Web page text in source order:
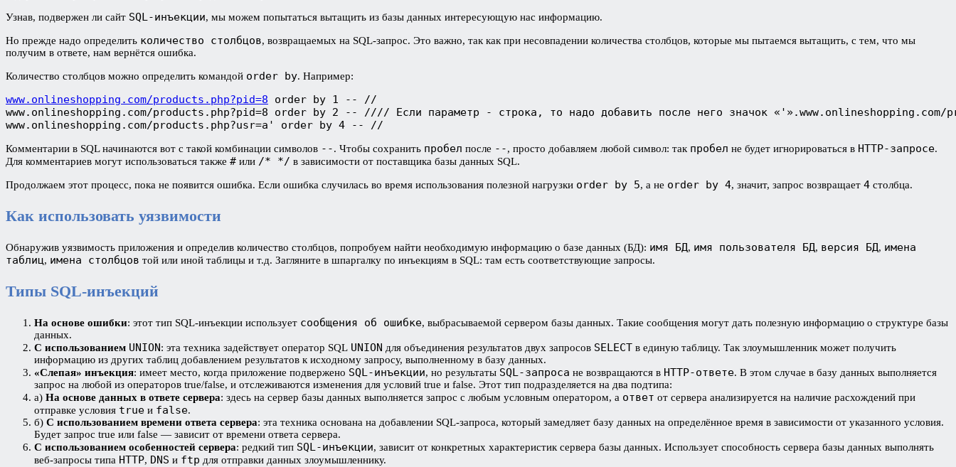
Узнав, подвержен ли сайт SQL-инъекции, мы можем попытаться вытащить из базы данных интересующую нас информацию.
Но прежде надо определить количество столбцов, возвращаемых на SQL-запрос. Это важно, так как при несовпадении количества столбцов, которые мы пытаемся вытащить, с тем, что мы
получим в ответе, нам вернётся ошибка.
Количество столбцов можно определить командой order by. Например:
www.onlineshopping.com/products.php?pid=8 order by 1 -- //
www.onlineshopping.com/products.php?pid=8 order by 2 -- //// Если параметр - строка, то надо добавить после него значок
www.onlineshopping.com/products.php?usr=a' order by 4 -- //
Комментарии в SQL начинаются вот с такой комбинации символов --. Чтобы сохранить пробел после --, просто добавляем любой символ: так пробел не будет игнорироваться в HTTP-запросе.
Для комментариев могут использоваться также # или /* */ в зависимости от поставщика базы данных SQL.
Продолжаем этот процесс, пока не появится ошибка. Если ошибка случилась во время использования полезной нагрузки order by 5, а не order by 4, значит, запрос возвращает 4 столбца.
Как использовать уязвимости
Обнаружив уязвимость приложения и определив количество столбцов, попробуем найти необходимую информацию о базе данных (БД): имя БД, имя пользователя БД, версия БД, имена
таблиц, имена столбцов той или иной таблицы и т.д. Загляните в шпаргалку по инъекциям в SQL: там есть соответствующие запросы.
Типы SQL-инъекций
На основе ошибки: этот тип SQL-инъекции использует сообщения об ошибке, выбрасываемой сервером базы данных. Такие сообщения могут дать полезную информацию о структуре базы
данных.
С использованием UNION: эта техника задействует оператор SQL UNION для объединения результатов двух запросов SELECT в единую таблицу. Так злоумышленник может получить
информацию из других таблиц добавлением результатов к исходному запросу, выполненному в базу данных.
«Слепая» инъекция: имеет место, когда приложение подвержено SQL-инъекции, но результаты SQL-запроса не возвращаются в HTTP-ответе. В этом случае в базу данных выполняется
запрос на любой из операторов true/false, и отслеживаются изменения для условий true и false. Этот тип подразделяется на два подтипа:
а) На основе данных в ответе сервера: здесь на сервер базы данных выполняется запрос с любым условным оператором, а ответ от сервера анализируется на наличие расхождений при
отправке условия true и false.
б) С использованием времени ответа сервера: эта техника основана на добавлении SQL-запроса, который замедляет базу данных на определённое время в зависимости от указанного условия.
Будет запрос true или false — зависит от времени ответа сервера.
С использованием особенностей сервера: редкий тип SQL-инъекции, зависит от конкретных характеристик сервера базы данных. Использует способность сервера базы данных выполнять
веб-запросы типа HTTP, DNS и ftp для отправки данных злоумышленнику.